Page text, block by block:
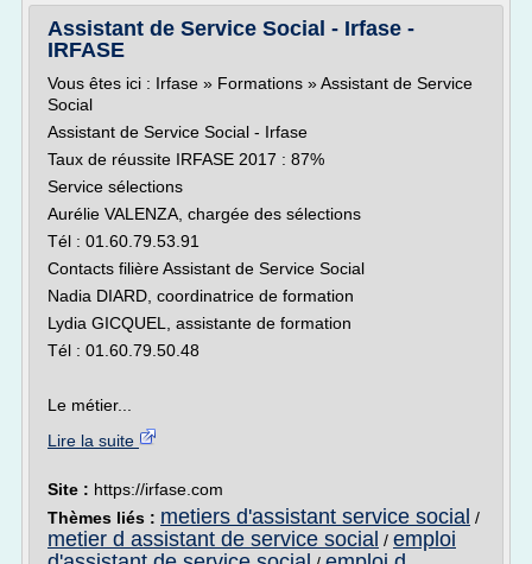
Assistant de Service Social - Irfase -
IRFASE
Vous êtes ici : Irfase » Formations » Assistant de Service
Social
Assistant de Service Social - Irfase
Taux de réussite IRFASE 2017 : 87%
Service sélections
Aurélie VALENZA, chargée des sélections
Tél : 01.60.79.53.91
Contacts filière Assistant de Service Social
Nadia DIARD, coordinatrice de formation
Lydia GICQUEL, assistante de formation
Tél : 01.60.79.50.48
Le métier...
Lire la suite
Site : https://irfase.com
Thèmes liés : metiers d'assistant service social /
metier d assistant de service social / emploi